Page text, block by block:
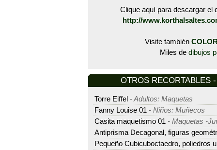
Clique aquí para descargar el
http://
Visite también
Miles de dibujos
OTROS RECORTABLES
Torre Eiffel - Adultos: Maquetas
Fanny Louise 01 - Niños: Muñecos
Casita maquetismo 01 - Maquetas -
Antiprisma Decagonal, figuras
Pequeño Cubicuboctaedro, poliedros